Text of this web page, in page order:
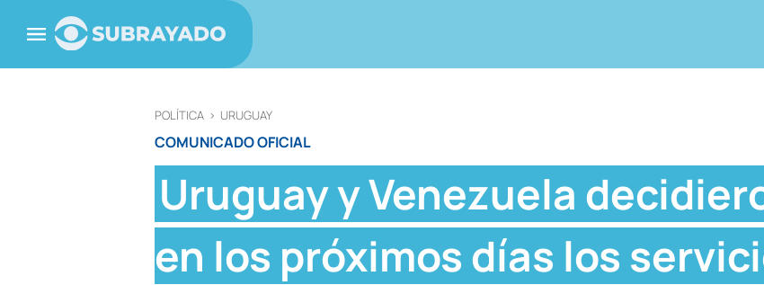
POLÍTICA > URUGUAY
COMUNICADO OFICIAL
Uruguay y Venezuela
en los próximos días los